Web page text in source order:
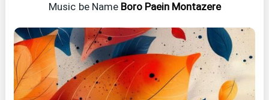
Music be NameBoro Paein Montazere